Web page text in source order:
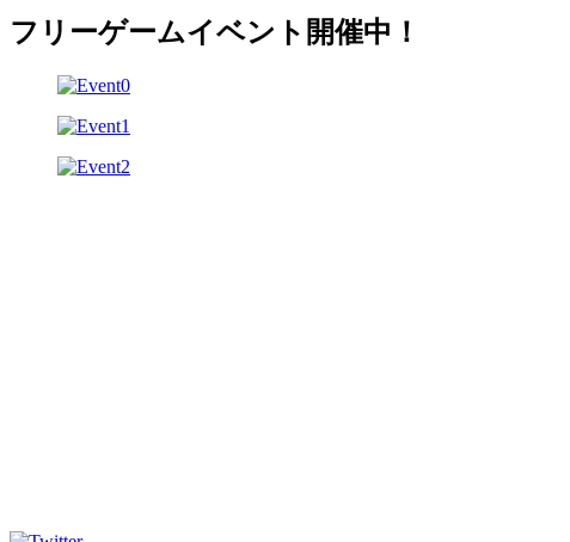
フリーゲームイベント開催中！